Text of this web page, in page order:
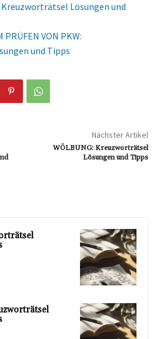
Kreuzworträtsel Lösungen und
PRÜFEN VON PKW:
und Tipps
Nächster Artikel
WÖLBUNG: Kreuzworträtsel
Lösungen und Tipps